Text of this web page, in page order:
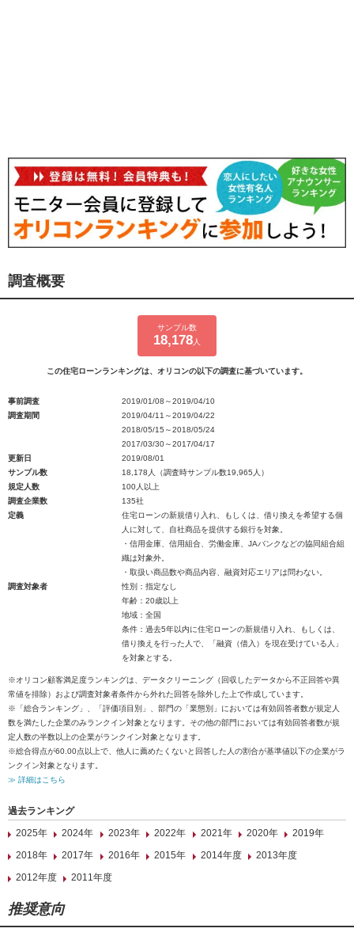
調査概要
サンプル数
18,178 人
この住宅ローンランキングは、オリコンの以下の調査に基づいています。
事前調査
2019/01/08～2019/04/10
調査期間
2019/04/11～2019/04/22
2018/05/15～2018/05/24
2017/03/30～2017/04/17
更新日
2019/08/01
サンプル数
18,178人（調査時サンプル数19,965人）
規定人数
100人以上
調査企業数
135社
定義
住宅ローンの新規借り入れ、もしくは、借り換えを希望する個
人に対して、自社商品を提供する銀行を対象。
・信用金庫、信用組合、労働金庫、JAバンクなどの協同組合組
織は対象外。
・取扱い商品数や商品内容、融資対応エリアは問わない。
調査対象者
性別：指定なし
年齢：20歳以上
地域：全国
条件：過去5年以内に住宅ローンの新規借り入れ、もしくは、
借り換えを行った人で、「融資（借入）を現在受けている人」
を対象とする。
※オリコン顧客満足度ランキングは、データクリーニング（回収したデータから不正回答や異
常値を排除）および調査対象者条件から外れた回答を除外した上で作成しています。
※「総合ランキング」、「評価項目別」、部門の「業態別」においては有効回答者数が規定人
数を満たした企業のみランクイン対象となります。その他の部門においては有効回答者数が規
定人数の半数以上の企業がランクイン対象となります。
※総合得点が60.00点以上で、他人に薦めたくないと回答した人の割合が基準値以下の企業がラ
ンクイン対象となります。
≫ 詳細はこちら
過去ランキング
2025年
2024年 2023年 2022年 2021年 2020年
2019年
2018年
2017年 2016年 2015年 2014年度
2013年度
2012年度
2011年度
推奨意向